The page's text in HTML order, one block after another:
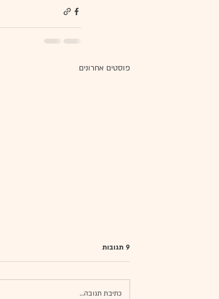
פוסטים אחרונים
9 תגובות
כתיבת תגובה...